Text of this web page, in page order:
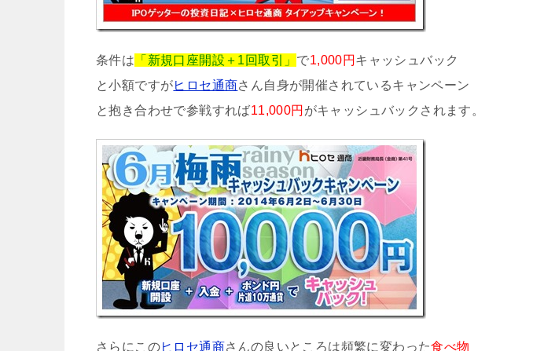
条件は 「新規口座開設＋1回取引」 で1,000円 キャッシュバック
と小額ですがヒロセ通商さん自身が開催されているキャンペーン
と抱き合わせで参戦すれば11,000円 がキャッシュバックされます。
さらにこのヒロセ通商さんの良いところは頻繁に変わった食べ物